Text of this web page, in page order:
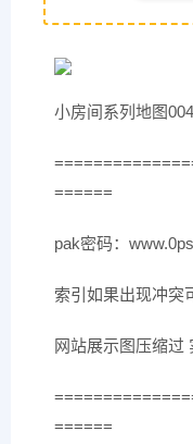
小房间系列地图
======
pak密码：
索引如果出现冲突
网站展示图压缩过
======